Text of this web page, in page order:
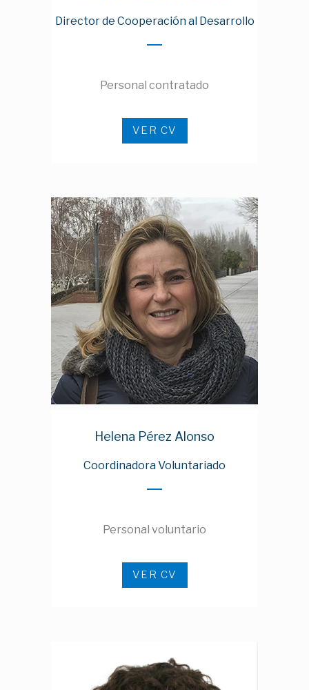
Director de Cooperación al Desarrollo
Personal contratado
VER CV
Ver CV
Helena Pérez Alonso
Coordinadora Voluntariado
Personal voluntario
VER CV